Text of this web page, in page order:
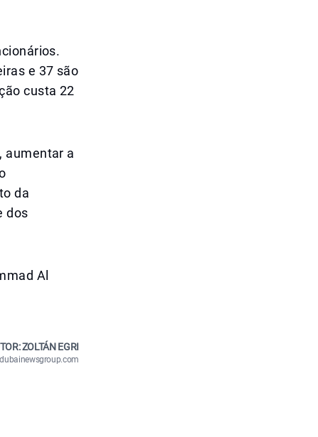
e 37 são
custa 22
aumentar a
da
dos
Al
ZOLTÁN EGRI